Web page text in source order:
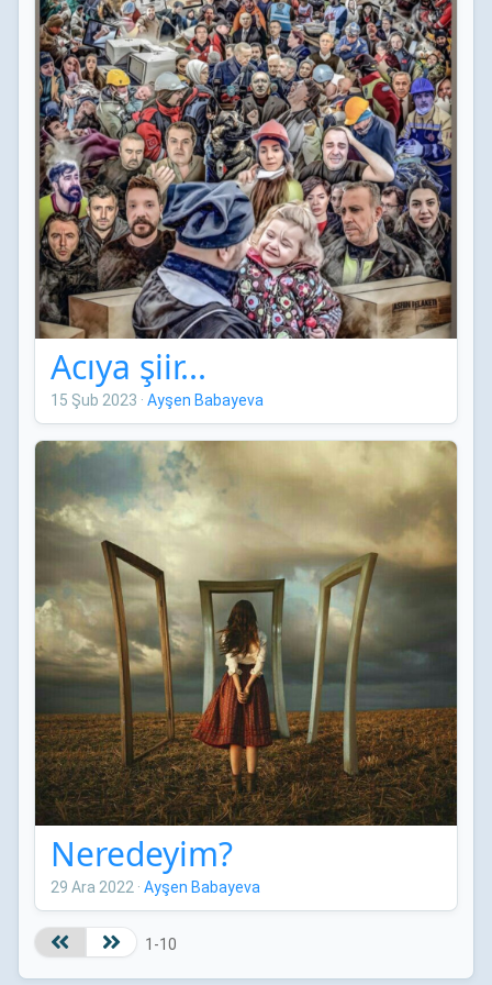
Acıya şiir...
15 Şub 2023 · Ayşen Babayeva
Neredeyim?
29 Ara 2022· Ayşen Babayeva
1-10